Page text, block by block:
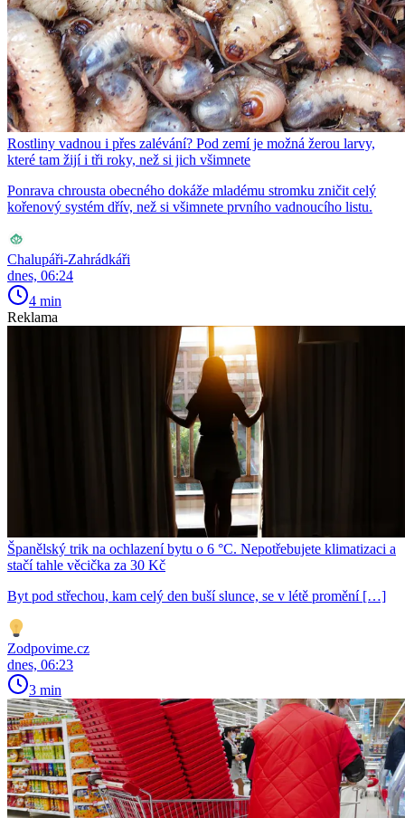
Rostliny vadnou i přes zalévání? Pod zemí je možná žerou larvy,
které tam žijí i tři roky, než si jich všimnete
Ponrava chrousta obecného dokáže mladému stromku zničit celý
kořenový systém dřív, než si všimnete prvního vadnoucího listu.
Chalupáři-Zahrádkáři
dnes, 06:24
4 min
Reklama
Španělský trik na ochlazení bytu o 6 °C. Nepotřebujete klimatizaci a
stačí tahle věcička za 30 Kč
Byt pod střechou, kam celý den buší slunce, se v létě promění […]
Zodpovime.cz
dnes, 06:23
3 min